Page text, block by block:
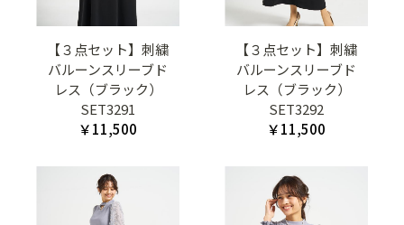
【３点セット】刺繍
バルーンスリーブド
レス（ブラック）
SET3291
￥11,500
【３点セット】刺繍
バルーンスリーブド
レス（ブラック）
SET3292
￥11,500